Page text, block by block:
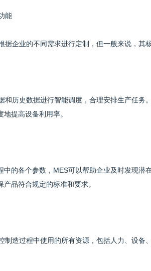
能
据企业的不同需求进行定制，但一般来说，其
和历史数据进行智能调度，合理安排生产任
提高设备利用率。
中的各个参数，MES可以帮助企业及时发现
品符合规定的标准和要求。
制造过程中使用的所有资源，包括人力、设